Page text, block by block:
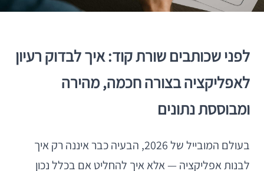
לפני שכותבים שורת קוד: איך לבדוק רעיון
לאפליקציה בצורה חכמה, מהירה
ומבוססת נתונים
בעולם המובייל של 2026, הבעיה כבר איננה רק איך
לבנות אפליקציה — אלא איך להחליט אם בכלל נכון